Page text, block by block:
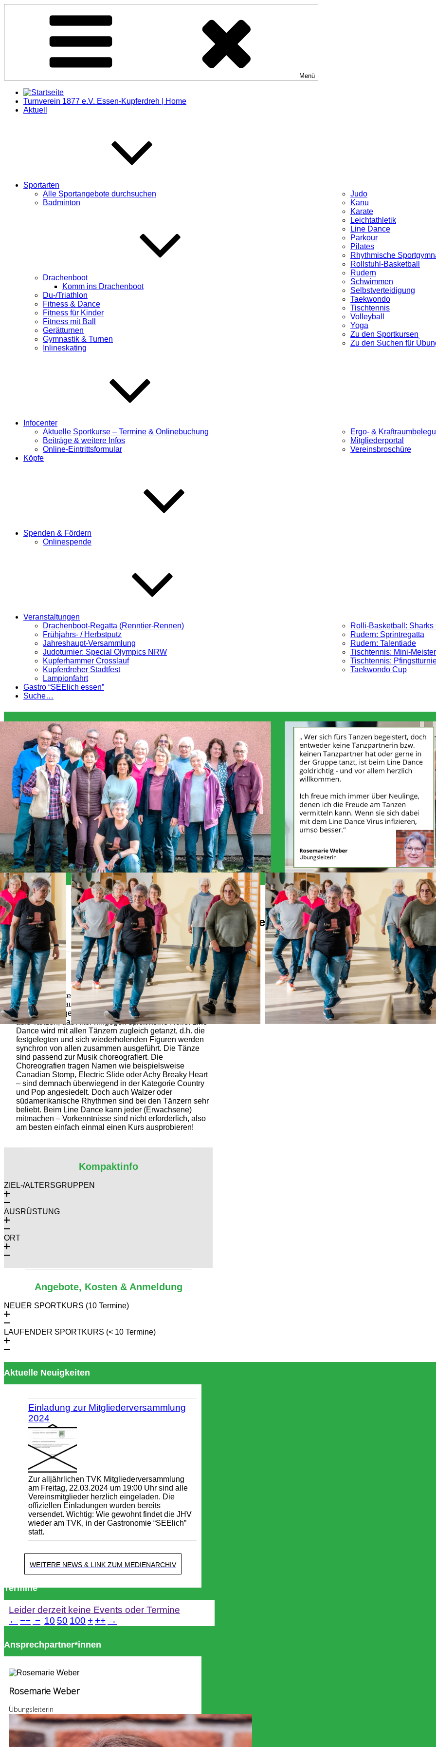
Menü
Turnverein 1877 e.V. Essen-Kupferdreh | Home
Aktuell
Sportarten
Alle Sportangebote durchsuchen
Badminton
Drachenboot
Komm ins Drachenboot
Du-/Triathlon
Fitness & Dance
Fitness für Kinder
Fitness mit Ball
Gerätturnen
Gymnastik & Turnen
Inlineskating
Judo
Kanu
Karate
Leichtathletik
Line Dance
Parkour
Pilates
Rhythmische
Rollstuhl-Basketball
Rudern
Schwimmen
Selbstverteidigung
Taekwondo
Tischtennis
Volleyball
Yoga
Zu den Sportkursen
Zu den Suchen für
Infocenter
Aktuelle Sportkurse – Termine & Onlinebuchung
Beiträge & weitere Infos
Online-Eintrittsformular
Ergo- &
Mitgliederportal
Vereinsbroschüre
Köpfe
Spenden & Fördern
Onlinespende
Veranstaltungen
Drachenboot-Regatta (Renntier-Rennen)
Frühjahrs- / Herbstputz
Jahreshaupt-Versammlung
Judoturnier: Special Olympics NRW
Kupferhammer Crosslauf
Kupferdreher Stadtfest
Lampionfahrt
Rolli-Basketball: Sharks
Rudern: Sprintregatta
Rudern: Talentiade
Tischtennis: Mini-
Tischtennis:
Taekwondo Cup
Gastro “SEElich essen”
Suche…
Alles Wichtige auf einen Blick
Allgemein
Der Line-Dance Kurs eignet sich für jeden, der zwei
Füße hat und auf 8 zählen kann. Weitere
Voraussetzungen sind die Freude am Lernen und Lust
aufs Tanzen, das Alter hingegen spielt keine Rolle. Line
Dance wird mit allen Tänzern zugleich getanzt, d.h. die
festgelegten und sich wiederholenden Figuren werden
synchron von allen zusammen ausgeführt. Die Tänze
sind passend zur Musik choreografiert. Die
Choreografien tragen Namen wie beispielsweise
Canadian Stomp, Electric Slide oder Achy Breaky Heart
– sind demnach überwiegend in der Kategorie Country
und Pop angesiedelt. Doch auch Walzer oder
südamerikanische Rhythmen sind bei den Tänzern sehr
beliebt. Beim Line Dance kann jeder (Erwachsene)
mitmachen – Vorkenntnisse sind nicht erforderlich, also
am besten einfach einmal einen Kurs ausprobieren!
Kompaktinfo
ZIEL-/ALTERSGRUPPEN
AUSRÜSTUNG
ORT
Angebote, Kosten & Anmeldung
NEUER SPORTKURS (10 Termine)
LAUFENDER SPORTKURS (< 10 Termine)
Aktuelle Neuigkeiten
Einladung zur Mitgliederversammlung
2024
Zur alljährlichen TVK Mitgliederversammlung
am Freitag, 22.03.2024 um 19:00 Uhr sind alle
Vereinsmitglieder herzlich eingeladen. Die
offiziellen Einladungen wurden bereits
versendet. Wichtig: Wie gewohnt findet die JHV
wieder am TVK, in der Gastronomie “SEElich”
statt.
WEITERE NEWS & LINK ZUM MEDIENARCHIV
Termine
Leider derzeit keine Events oder Termine
← −− − 10 50 100 + ++ →
Ansprechpartner*innen
Rosemarie Weber
Übungsleiterin